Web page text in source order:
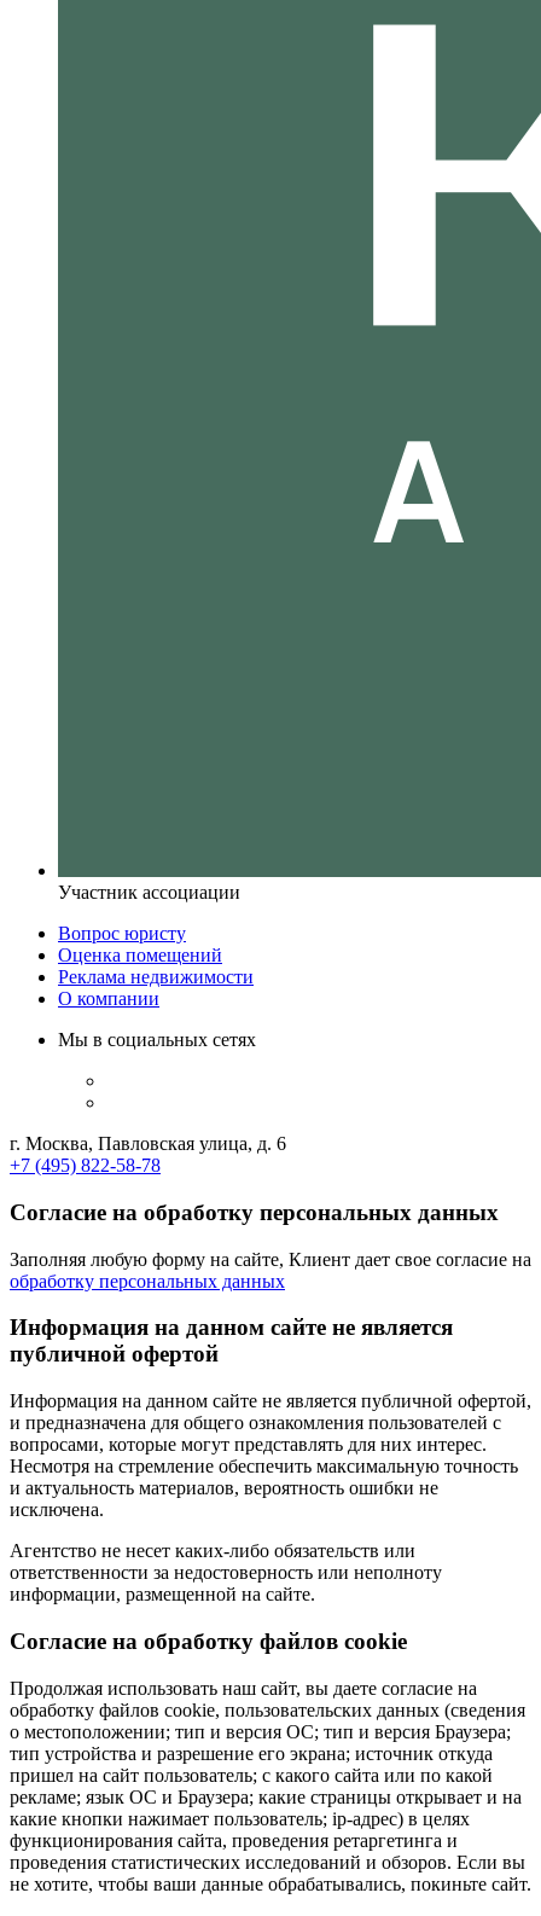
Участник ассоциации
Вопрос юристу
Оценка помещений
Реклама недвижимости
О компании
Мы в социальных сетях
г. Москва, Павловская улица, д. 6
+7 (495) 822-58-78
Согласие на обработку персональных данных
Заполняя любую форму на сайте, Клиент дает свое согласие на
обработку персональных данных
Информация на данном сайте не является
публичной офертой
Информация на данном сайте не является публичной офертой,
и предназначена для общего ознакомления пользователей с
вопросами, которые могут представлять для них интерес.
Несмотря на стремление обеспечить максимальную точность
и актуальность материалов, вероятность ошибки не
исключена.
Агентство не несет каких-либо обязательств или
ответственности за недостоверность или неполноту
информации, размещенной на сайте.
Cогласие на обработку файлов cookie
Продолжая использовать наш сайт, вы даете согласие на
обработку файлов cookie, пользовательских данных (сведения
о местоположении; тип и версия ОС; тип и версия Браузера;
тип устройства и разрешение его экрана; источник откуда
пришел на сайт пользователь; с какого сайта или по какой
рекламе; язык ОС и Браузера; какие страницы открывает и на
какие кнопки нажимает пользователь; ip-адрес) в целях
функционирования сайта, проведения ретаргетинга и
проведения статистических исследований и обзоров. Если вы
не хотите, чтобы ваши данные обрабатывались, покиньте сайт.